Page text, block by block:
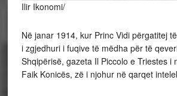
Ilir Ikonomi/
Në janar 1914, kur Princ Vidi përgatitej
i zgjedhuri i fuqive të mëdha për të
Shqipërisë, gazeta Il Piccolo e Triestes i
Faik Konicës, zë i njohur në qarqet